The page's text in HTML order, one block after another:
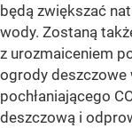
będą zwiększać
wody. Zostaną
z urozmaiceniem
ogrody deszczowe
pochłaniającego
deszczową i